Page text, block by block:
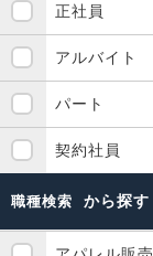
正社員
アルバイト
パート
契約社員
職種検索 から探す